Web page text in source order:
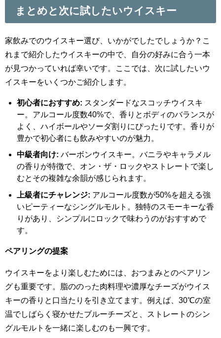
まとめと次に試したいウイスキー
家飲みでのウイスキー選び、いかがでしたでしょうか？こ
れまで紹介したウイスキーの中で、自分の好みに合う一本
が見つかっていれば幸いです。ここでは、次に試したいウ
イスキーをいくつかご紹介します。
初心者におすすめ: スタンダードなスコッチウイスキ
ー。アルコール度数40%で、香りとボディのバランスが
よく、ハイボールやソーダ割りにぴったりです。香りが
豊かで初心者にも飲みやすいのが魅力。
中級者向け: バーボンウイスキー。バニラやキャラメル
の香りが特徴で、オン・ザ・ロックやストレートで楽し
むとその複雑な余韻が感じられます。
上級者にチャレンジ: アルコール度数が50%を超える強
いピーティーなシングルモルト。独特のスモーキーな香
りがあり、シンプルにロックで味わうのがおすすめで
す。
ペアリングの提案
ウイスキーをより楽しむためには、おつまみとのペアリン
グも重要です。脂ののった肉料理や濃厚なチーズがウイス
キーの香りと口当たりを引き立てます。例えば、30℃の室
温でしばらく寝かせたブルーチーズと、ストレートのシン
グルモルトを一緒に楽しむのも一興です。